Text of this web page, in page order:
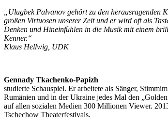
„Ulugbek Palvanov gehört zu den herausragenden
großen Virtuosen unserer Zeit und er wird oft als
Denken und Hineinfühlen in die Musik mit einem
Kenner.“
Klaus Hellwig, UDK
Gennady Tkachenko-Papizh
studierte Schauspiel. Er arbeitete als Sänger,
Rumänien und in der Ukraine jedes Mal den
auf allen sozialen Medien 300 Millionen Viewer.
Tschechow Theaterfestivals.